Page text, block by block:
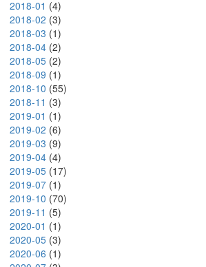
2018-01 (4)
2018-02 (3)
2018-03 (1)
2018-04(2)
2018-05(2)
2018-09 (1)
2018-10 (55)
2018-11 (3)
2019-01 (1)
2019-02 (6)
2019-03 (9)
2019-04(4)
2019-05(17)
2019-07(1)
2019-10 (70)
2019-11 (5)
2020-01 (1)
2020-05(3)
2020-06 (1)